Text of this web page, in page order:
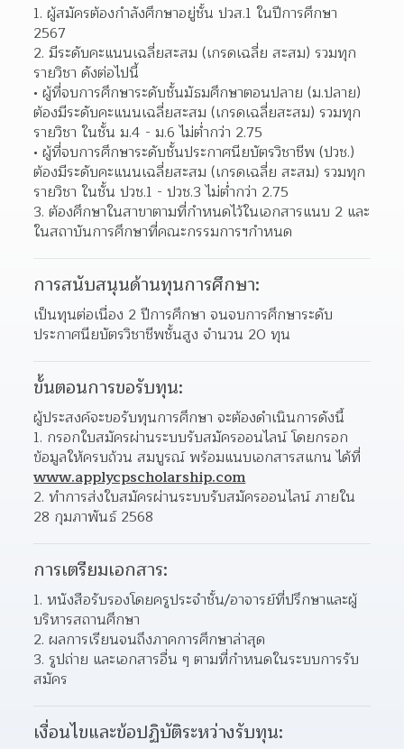
1. ผู้สมัครต้องกำลังศึกษาอยู่ชั้น ปวส.1 ในปีการศึกษา
2567
2. มีระดับคะแนนเฉลี่ยสะสม (เกรดเฉลี่ย สะสม) รวมทุก
รายวิชา ดังต่อไปนี้
ผู้ที่จบการศึกษาระดับชั้นมัธมศึกษาตอนปลาย (ม.ปลาย)
ต้องมีระดับคะแนนเฉลี่ยสะสม (เกรดเฉลี่ยสะสม) รวมทุก
รายวิชา ในชั้น ม.4 - ม.6 ไม่ต่ำกว่า 2.75
ผู้ที่จบการศึกษาระดับชั้นประกาศนียบัตรวิชาชีพ (ปวช.)
ต้องมีระดับคะแนนเฉลี่ยสะสม (เกรดเฉลี่ย สะสม) รวมทุก
รายวิชา ในชั้น ปวช.1 - ปวช.3 ไม่ต่ำกว่า 2.75
3. ต้องศึกษาในสาขาตามที่กำหนดไว้ในเอกสารแนบ 2 และ
ในสถาบันการศึกษาที่คณะกรรมการฯกำหนด
การสนับสนุนด้านทุนการศึกษา:
เป็นทุนต่อเนื่อง 2 ปีการศึกษา จนจบการศึกษาระดับ
ประกาศนียบัตรวิชาชีพชั้นสูง จำนวน 20 ทุน
ขั้นตอนการขอรับทุน:
ผู้ประสงค์จะขอรับทุนการศึกษา จะต้องดำเนินการดังนี้
1. กรอกใบสมัครผ่านระบบรับสมัครออนไลน์ โดยกรอก
www.applycpscholarship.com
2. ทำการส่งใบสมัครผ่านระบบรับสมัครออนไลน์ ภายใน
28 กุมภาพันธ์ 2568
การเตรียมเอกสาร:
1. หนังสือรับรองโดยครูประจำชั้น/อาจารย์ที่ปรึกษาและผู้
บริหารสถานศึกษา
2. ผลการเรียนจนถึงภาคการศึกษาล่าสุด
3. รูปถ่าย และเอกสารอื่น ๆ ตามที่กำหนดในระบบการรับ
สมัคร
เงื่อนไขและข้อปฏิบัติระหว่างรับทุน: